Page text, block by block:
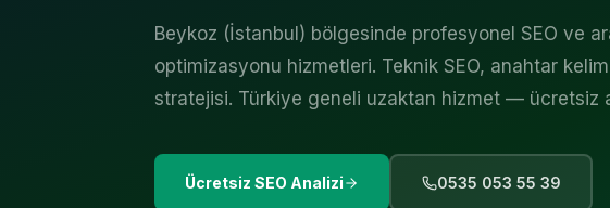
Beykoz (İstanbul) bölgesinde profesyonel SEO ve
optimizasyonu hizmetleri. Teknik SEO, anahtar
stratejisi. Türkiye geneli uzaktan hizmet — ücretsiz
Ücretsiz SEO Analizi 0535 053 55 39